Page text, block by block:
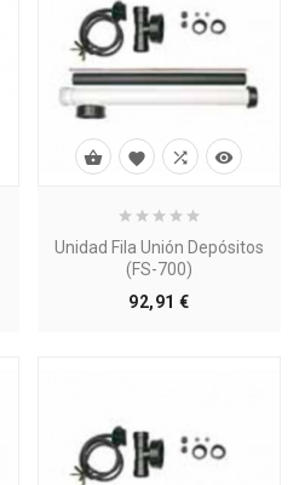
Unidad Fila Unión Depósitos
(FS-700)
92,91 €Precio
   